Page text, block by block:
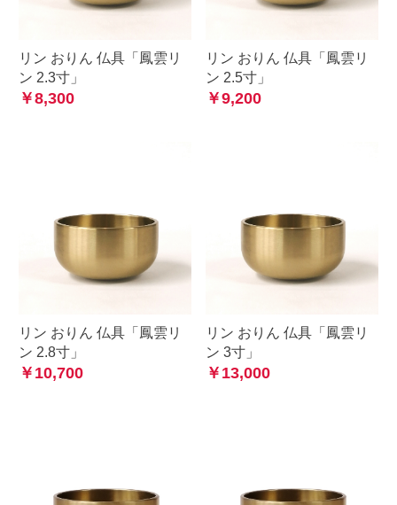
リン おりん 仏具「鳳雲リ
ン 2.3寸」
￥8,300
リン おりん 仏具「鳳雲リ
ン 2.5寸」
￥9,200
リン おりん 仏具「鳳雲リ
ン 2.8寸」
￥10,700
リン おりん 仏具「鳳雲リ
ン 3寸」
￥13,000